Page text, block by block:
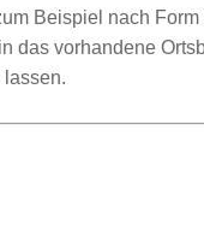
Beispiel nach Form
das vorhandene